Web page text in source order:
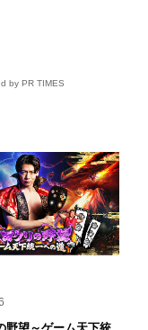
by PR TIMES